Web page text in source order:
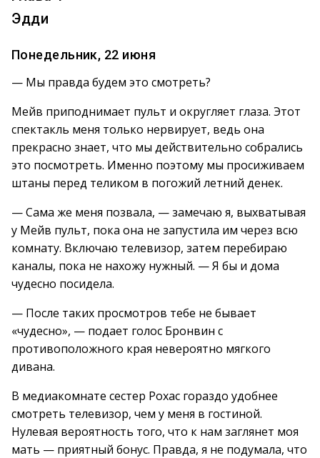
Эдди
Понедельник, 22 июня
— Мы правда будем это смотреть?
Мейв приподнимает пульт и округляет глаза. Этот
спектакль меня только нервирует, ведь она
прекрасно знает, что мы действительно собрались
это посмотреть. Именно поэтому мы просиживаем
штаны перед теликом в погожий летний денек.
— Сама же меня позвала, — замечаю я, выхватывая
у Мейв пульт, пока она не запустила им через всю
комнату. Включаю телевизор, затем перебираю
каналы, пока не нахожу нужный. — Я бы и дома
чудесно посидела.
— После таких просмотров тебе не бывает
«чудесно», — подает голос Бронвин с
противоположного края невероятно мягкого
дивана.
В медиакомнате сестер Рохас гораздо удобнее
смотреть телевизор, чем у меня в гостиной.
Нулевая вероятность того, что к нам заглянет моя
мать — приятный бонус. Правда, я не подумала, что